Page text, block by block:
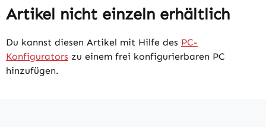
Artikel nicht einzeln erhältlich
Du kannst diesen Artikel mit Hilfe des PC-
Konfigurators zu einem frei konfigurierbaren PC
hinzufügen.